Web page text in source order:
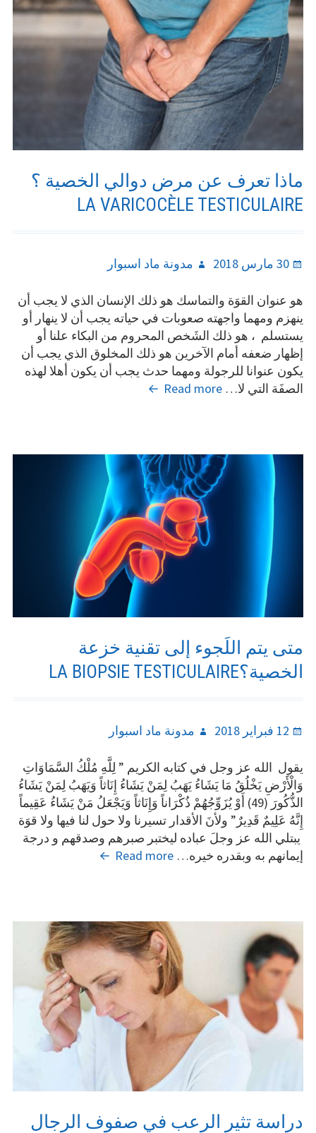
يمكن
معالجته؟
ماذا تعرف عن مرض دوالي الخصية ؟
LA VARICOCÈLE TESTICULAIRE
Posted
30 مارس 2018 Author
مدونة ماد اسبوار
هو عنوان القوَة والتماسك هو ذلك الإنسان الذي لا يجب أن
ينهزم ومهما واجهته صعوبات في حياته يجب أن لا ينهار أو
يستسلم ، هو ذلك الشَخص المحروم من البكاء علنا أو
إظهار ضعفه أمام الآخرين هو ذلك المخلوق الذي يجب أن
يكون عنوانا للرجولة ومهما حدث يجب أن يكون أهلا لهذه
الصفَة التي لا… Read more ماذا
دوالي
الخصية
؟
La
varicocèle
testiculaire
متى يتم اللَجوء إلى تقنية خزعة
الخصية؟LA BIOPSIE TESTICULAIRE
Posted
12 فبراير 2018 Author
مدونة ماد اسبوار
يقول الله عز وجل في كتابه الكريم ” لِلَّهِ مُلْكُ السَّمَاوَاتِ
وَالْأَرْضِ يَخْلُقُ مَا يَشَاءُ يَهَبُ لِمَنْ يَشَاءُ إِنَاثاً وَيَهَبُ لِمَنْ يَشَاءُ
الذُّكُورَ (49) أَوْ يُزَوِّجُهُمْ ذُكْرَاناً وَإِنَاثاً وَيَجْعَلُ مَنْ يَشَاءُ عَقِيماً
إِنَّهُ عَلِيمٌ قَدِيرٌ” ولأنَ الأقدار تسيرنا ولا حول لنا فيها ولا قوَة
يبتلي الله عز وجلَ عباده ليختبر صبرهم وصدقهم و درجة
إيمانهم به وبقدره خيره… Read more متى
تقنية
خزعة
الخصية؟
La
biopsie
testiculaire
دراسة تثير الرعب في صفوف الرجال